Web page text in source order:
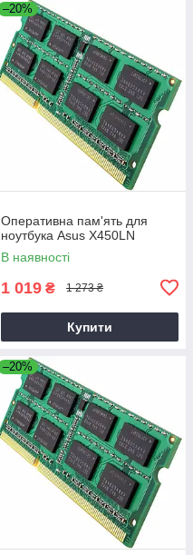
–20%
Оперативна пам'ять для
ноутбука Asus X450LN
В наявності
1 019 ₴ 1 273 ₴
Купити
–20%